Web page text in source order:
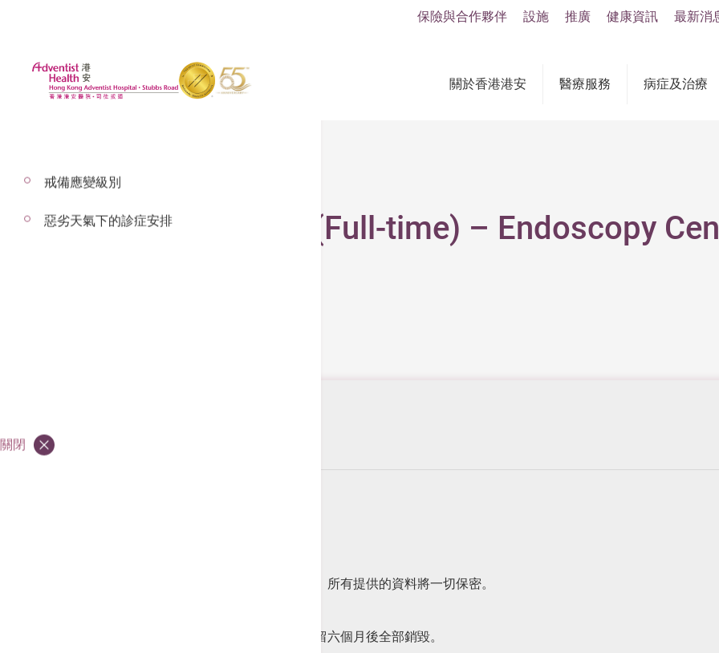
關於香港港安 醫療服務 病症及治療
保險與合作夥伴 設施 推廣 健康資訊 最新消
Registered Nurse (Full-time) – Endoscopy
申請人所提供的資料將用於聘用有關的事宜上。所有提供的資料將一切保密。
招聘程序完成後，未獲取錄申請人的資料將保留六個月後全部銷毀。
戒備應變級別
惡劣天氣下的診症安排
關閉